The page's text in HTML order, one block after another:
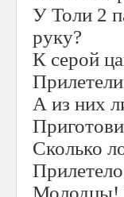
У Толи 2
руку?
К серой
А из них
Сколько
Молодцы!